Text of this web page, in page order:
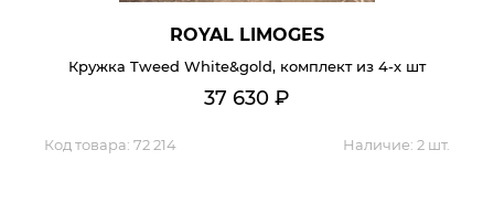
ROYAL LIMOGES
Кружка Tweed White&gold, комплект из 4-х шт
37 630 ₽
Код товара: 72 214 Наличие: 2 шт.